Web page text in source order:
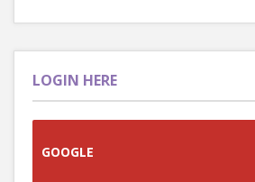
LOGIN HERE
GOOGLE